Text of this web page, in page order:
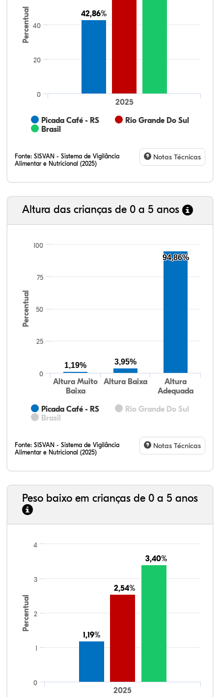
Percentual 42,86%
42,86%
Picada Café - RS
Rio Grande Do Sul
Brasil
2025
0
20
40
Fonte: SISVAN - Sistema de Vigilância
Alimentar e Nutricional (2025)
Notas Técnicas
Altura das crianças de 0 a 5 anos
Percentual
Picada Café - RS
Rio Grande Do Sul
Brasil
Altura Muito
Baixa
Altura Baixa
Altura
Adequada
0
25
50
75
100
1,19% 3,95%
94,86%
Fonte: SISVAN - Sistema de Vigilância
Alimentar e Nutricional (2025)
Notas Técnicas
Peso baixo em crianças de 0 a 5 anos
Percentual
1,19%
1,19%
2,54%
2,54%
3,40%
3,40%
2025
0
1
2
3
4